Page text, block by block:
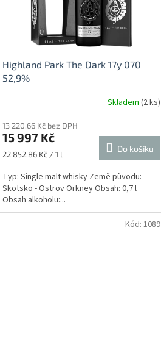
Highland Park The Dark 17y 070
52,9%
Skladem (2 ks)
13 220,66 Kč bez DPH
15 997 Kč
Měrná
22 852,86 Kč / 1 l
Do košíku
Typ: Single malt whisky Země původu:
Skotsko - Ostrov Orkney Obsah: 0,7 l
Obsah alkoholu:...
Kód: 1089